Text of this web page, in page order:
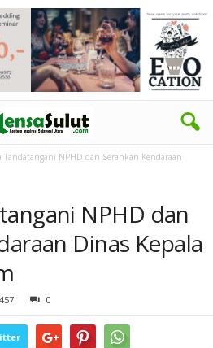
Tandatangani NPHD dan Serahkan Kendaraan
NPHD dan
Dinas Kepala
457 0